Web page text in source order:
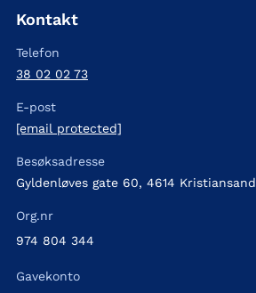
Kontakt
Telefon
38 02 02 73
E-post
[email protected]
Besøksadresse
Gyldenløves gate 60, 4614 Kristiansand
Org.nr
974 804 344
Gavekonto